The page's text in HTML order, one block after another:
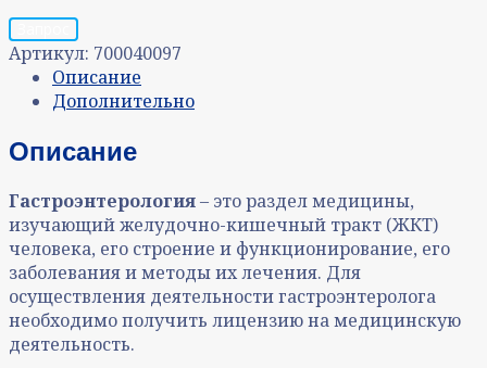
Артикул: 700040097
Описание
Дополнительно
Описание
Гастроэнтерология– это раздел медицины,
изучающий желудочно-кишечный тракт (ЖКТ)
человека, его строение и функционирование, его
заболевания и методы их лечения. Для
осуществления деятельности гастроэнтеролога
необходимо получить лицензию на медицинскую
деятельность.